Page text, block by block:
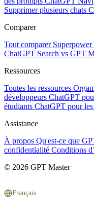
Supprimer plusieurs chats
Comparer
Tout comparer
ChatGPT Search vs GPT
Ressources
Toutes les ressources
développeurs ChatGPT
étudiants ChatGPT pour
Assistance
À propos Qu'est-ce que
confidentialité Conditions
© 2026 GPT Master
Français